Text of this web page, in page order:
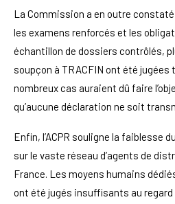
La Commission a en outre
les examens renforcés et les
échantillon de dossiers contrôlés,
soupçon à TRACFIN ont été
nombreux cas auraient dû faire
qu’aucune déclaration ne soit
Enfin, l’ACPR souligne la faiblesse
sur le vaste réseau d’agents de
France. Les moyens humains
ont été jugés insuffisants au regard